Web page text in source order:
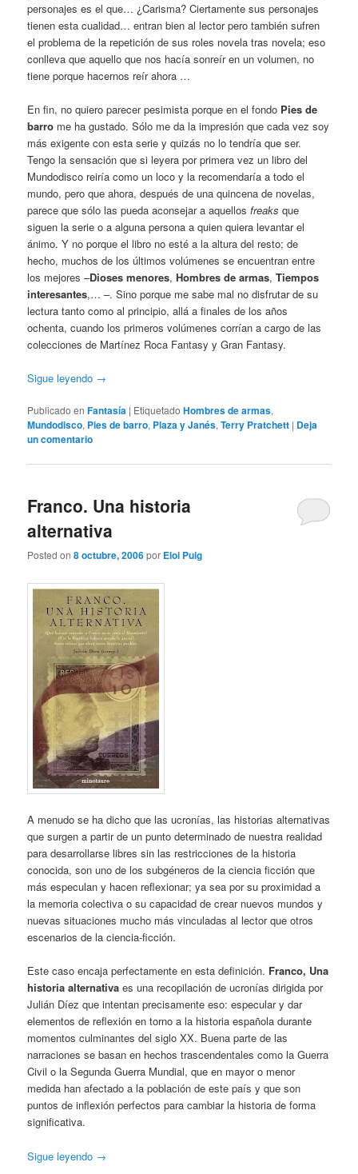
personajes es el que… ¿Carisma? Ciertamente sus personajes
tienen esta cualidad… entran bien al lector pero también sufren
el problema de la repetición de sus roles novela tras novela; eso
conlleva que aquello que nos hacía sonreír en un volumen, no
tiene porque hacernos reír ahora …
En fin, no quiero parecer pesimista porque en el fondo Pies de
barro me ha gustado. Sólo me da la impresión que cada vez soy
más exigente con esta serie y quizás no lo tendría que ser.
Tengo la sensación que si leyera por primera vez un libro del
Mundodisco reiría como un loco y la recomendaría a todo el
mundo, pero que ahora, después de una quincena de novelas,
parece que sólo las pueda aconsejar a aquellosfreaks que
siguen la serie o a alguna persona a quien quiera levantar el
ánimo. Y no porque el libro no esté a la altura del resto; de
hecho, muchos de los últimos volúmenes se encuentran entre
los mejores –Dioses menores,Hombres de armas,Tiempos
interesantes,… –. Sino porque me sabe mal no disfrutar de su
lectura tanto como al principio, allá a finales de los años
ochenta, cuando los primeros volúmenes corrían a cargo de las
colecciones de Martínez Roca Fantasy y Gran Fantasy.
Sigue leyendo →
Publicado en Fantasía | Etiquetado Hombres de armas,
Mundodisco, Pies de barro, Plaza y Janés,Terry Pratchett | Deja
un comentario
Franco. Una historia
alternativa
Posted on8 octubre, 2006por Eloi Puig
A menudo se ha dicho que las ucronías, las historias alternativas
que surgen a partir de un punto determinado de nuestra realidad
para desarrollarse libres sin las restricciones de la historia
conocida, son uno de los subgéneros de la ciencia ficción que
más especulan y hacen reflexionar; ya sea por su proximidad a
la memoria colectiva o su capacidad de crear nuevos mundos y
nuevas situaciones mucho más vinculadas al lector que otros
escenarios de la ciencia-ficción.
Este caso encaja perfectamente en esta definición. Franco, Una
historia alternativa es una recopilación de ucronías dirigida por
Julián Díez que intentan precisamente eso: especular y dar
elementos de reflexión en torno a la historia española durante
momentos culminantes del siglo XX. Buena parte de las
narraciones se basan en hechos trascendentales como la Guerra
Civil o la Segunda Guerra Mundial, que en mayor o menor
medida han afectado a la población de este país y que son
puntos de inflexión perfectos para cambiar la historia de forma
significativa.
Sigue leyendo →